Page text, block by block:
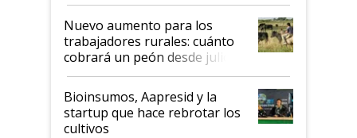
Nuevo aumento para los
trabajadores rurales: cuánto
cobrará un peón desde julio
Bioinsumos, Aapresid y la
startup que hace rebrotar los
cultivos